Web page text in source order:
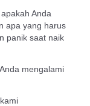
Anda
apa yang harus
panik saat naik
mengalami